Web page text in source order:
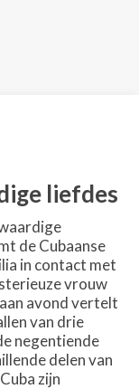
liefdes
de Cubaanse
in contact met
vrouw
avond vertelt
van drie
negentiende
delen van
zijn